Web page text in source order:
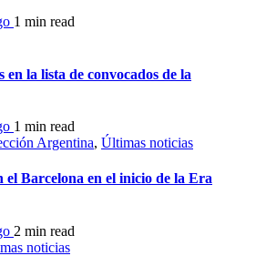
1 min read
la lista de convocados de la
1 min read
Argentina, Últimas noticias
el Barcelona en el inicio de la Era
2 min read
noticias